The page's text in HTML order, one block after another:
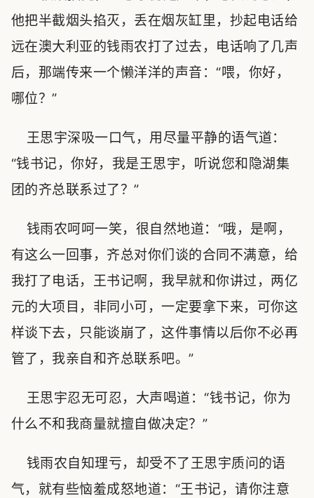
他把半截烟头掐灭，丢在烟灰缸里，抄起电话给
远在澳大利亚的钱雨农打了过去，电话响了几声
后，那端传来一个懒洋洋的声音：“喂，你好，
哪位？”
王思宇深吸一口气，用尽量平静的语气道：
“钱书记，你好，我是王思宇，听说您和隐湖集
团的齐总联系过了？”
钱雨农呵呵一笑，很自然地道：“哦，是啊，
有这么一回事，齐总对你们谈的合同不满意，给
我打了电话，王书记啊，我早就和你讲过，两亿
元的大项目，非同小可，一定要拿下来，可你这
样谈下去，只能谈崩了，这件事情以后你不必再
管了，我亲自和齐总联系吧。”
王思宇忍无可忍，大声喝道：“钱书记，你为
什么不和我商量就擅自做决定？”
钱雨农自知理亏，却受不了王思宇质问的语
气，就有些恼羞成怒地道：“王书记，请你注意